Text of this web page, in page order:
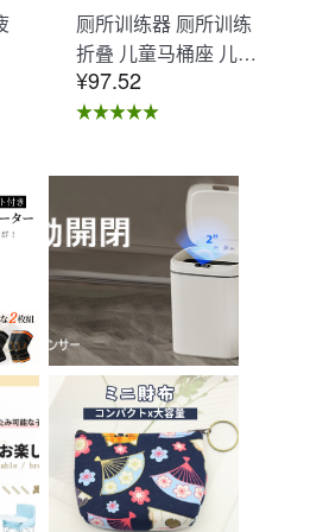
厕所训练器 厕所训练
折叠 儿童马桶座 儿童
马桶辅助 收纳式马桶
座 小孩马桶座 儿童厕
女孩 儿童 孩子 儿童
马桶训练 免邮 踏步器
厕所
¥97.52